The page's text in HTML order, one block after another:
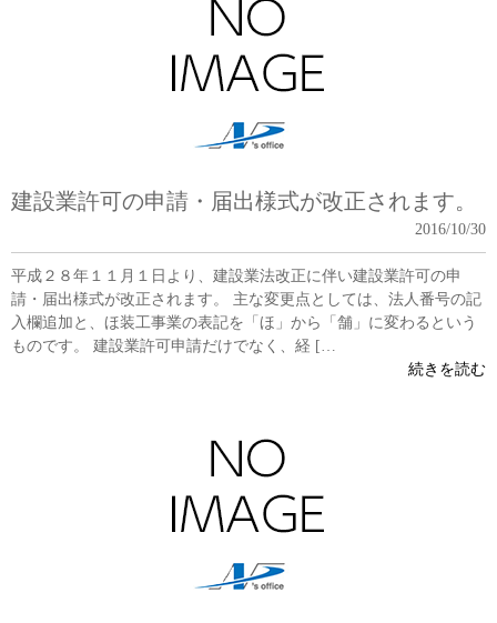
建設業許可の申請・届出様式が改正されます。
2016/10/30
平成２８年１１月１日より、建設業法改正に伴い建設業許可の申
請・届出様式が改正されます。 主な変更点としては、法人番号の記
入欄追加と、ほ装工事業の表記を「ほ」から「舗」に変わるという
ものです。 建設業許可申請だけでなく、経 […
続きを読む